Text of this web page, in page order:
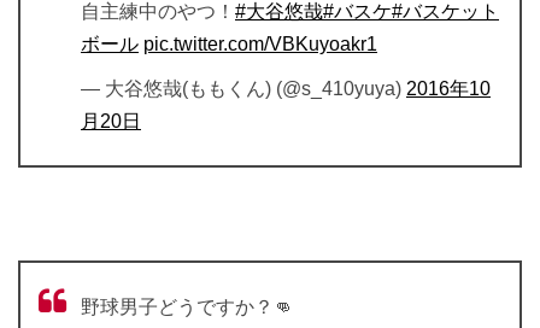
自主練中のやつ！ #大谷悠哉#バスケ#バスケット
ボール pic.twitter.com/VBKuyoakr1
— 大谷悠哉(ももくん) (@s_410yuya) 2016年10
月20日
野球男子どうですか？👊